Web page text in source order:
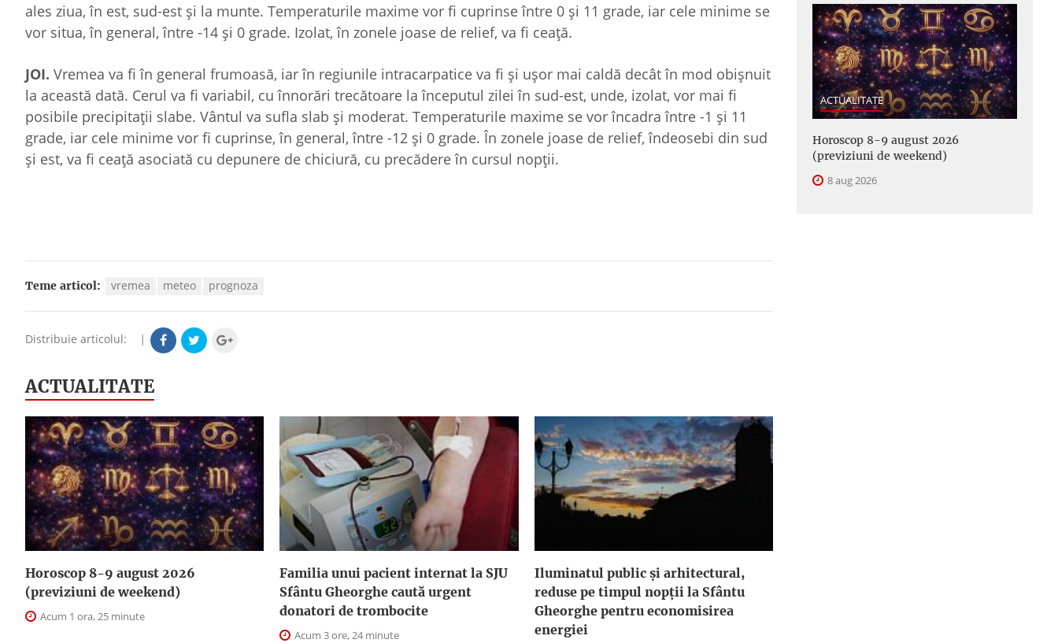
ales ziua, în est, sud-est şi la munte. Temperaturile maxime vor fi cuprinse între 0 şi 11 grade, iar cele minime se
vor situa, în general, între -14 şi 0 grade. Izolat, în zonele joase de relief, va fi ceaţă.
JOI. Vremea va fi în general frumoasă, iar în regiunile intracarpatice va fi şi uşor mai caldă decât în mod obişnuit
la această dată. Cerul va fi variabil, cu înnorări trecătoare la începutul zilei în sud-est, unde, izolat, vor mai fi
posibile precipitaţii slabe. Vântul va sufla slab şi moderat. Temperaturile maxime se vor încadra între -1 şi 11
grade, iar cele minime vor fi cuprinse, în general, între -12 şi 0 grade. În zonele joase de relief, îndeosebi din sud
şi est, va fi ceaţă asociată cu depunere de chiciură, cu precădere în cursul nopţii.
Teme articol: vremea meteo prognoza
Distribuie articolul: |
ACTUALITATE
Horoscop 8-9 august 2026
(previziuni de weekend)
Acum 1 ora, 25 minute
Familia unui pacient internat la SJU
Sfântu Gheorghe caută urgent
donatori de trombocite
Acum 3 ore, 24 minute
Iluminatul public şi arhitectural,
reduse pe timpul nopţii la Sfântu
Gheorghe pentru economisirea
energiei
ACTUALITATE
Horoscop 8-9 august 2026
(previziuni de weekend)
8 aug 2026